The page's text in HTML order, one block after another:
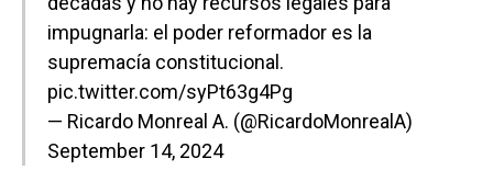
impugnarla: el poder reformador es la
supremacía constitucional.
pic.twitter.com/syPt63g4Pg
— Ricardo Monreal A. (@RicardoMonrealA)
September 14, 2024